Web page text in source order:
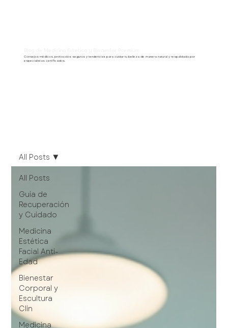
Consejos médicos, protocolos seguros y tendencias para cuidar tu belleza de manera natural y respaldada por
especialistas certificados.
All Posts
Guía de
Recuperación
y Cuidado
Medicina
Estética
Facial Anti-
Edad
Bienestar
Corporal y
Escultura
Clín
Medicina
All Posts